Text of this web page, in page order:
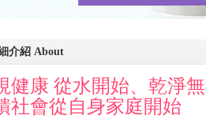
介紹 About
健康 從水開始、乾淨
社會從自身家庭開始